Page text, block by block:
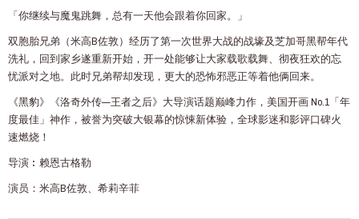
「你继续与魔鬼跳舞，总有一天他会跟着你回家。」
双胞胎兄弟（米高B佐敦）经历了第一次世界大战的战壕及芝加哥黑帮年代
洗礼，回到家乡遂重新开始，开一处能够让大家载歌载舞、彻夜狂欢的忘
忧派对之地。此时兄弟帮却发现，更大的恐怖邪恶正等着他俩回来。
《黑豹》《洛奇外传—王者之后》大导演话题巅峰力作，美国开画 No.1「年
度最佳」神作，被誉为突破大银幕的惊悚新体验，全球影迷和影评口碑火
速燃烧！
导演︰赖恩古格勒
演员：米高B佐敦、希莉辛菲